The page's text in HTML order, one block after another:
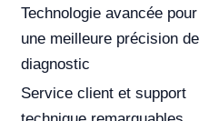
Technologie avancée pour
une meilleure précision de
diagnostic
Service client et support